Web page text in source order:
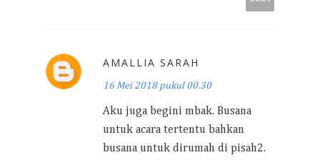
AMALLIA SARAH
16 Mei 2018 pukul 00.30
Aku juga begini mbak. Busana
untuk acara tertentu bahkan
busana untuk dirumah di pisah2.